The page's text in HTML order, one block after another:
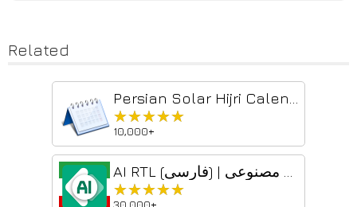
Related
★★★★★
★★★★★
10,000+
★★★★★
★★★★★